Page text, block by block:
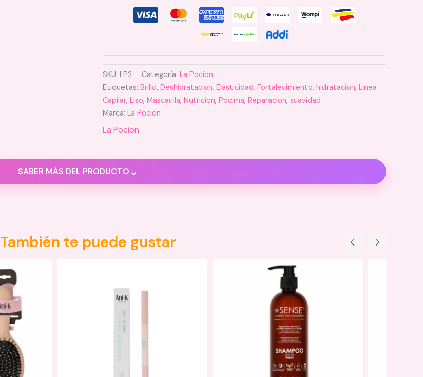
SKU: LP2 Categoría: La Pocion
Etiquetas: Brillo, Deshidratacion, Elasticidad, Fortalecimiento, hidratacion, Linea
Capilar, Liso, Mascarilla, Nutricion, Pocima, Reparacion, suavidad
Marca: La Pocion
La Pocion
SABER MÁS DEL PRODUCTO ⌄
También te puede gustar